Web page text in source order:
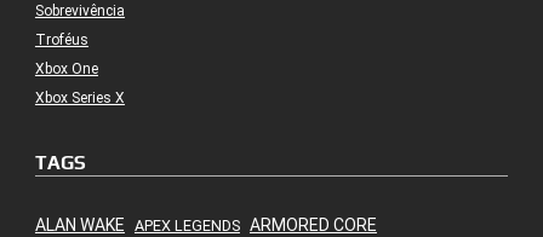
Sobrevivência
Troféus
Xbox One
Xbox Series X
TAGS
ALAN WAKE APEX LEGENDS ARMORED CORE